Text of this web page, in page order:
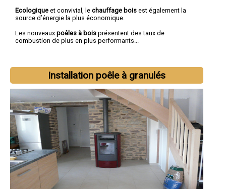
Ecologique et convivial, le chauffage bois est également la
source d’énergie la plus économique.
Les nouveaux poêles à bois présentent des taux de
combustion de plus en plus performants...
Installation poêle à granulés